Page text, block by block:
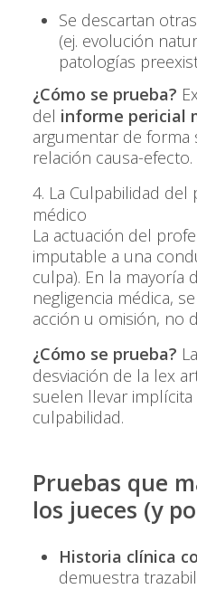
Se descartan
(ej. evolución
patologías
¿Cómo se prueba?
del informe pericial
argumentar de forma
relación causa-efecto.
4. La Culpabilidad
médico
La actuación del
imputable a una
culpa). En la mayoría
negligencia médica,
acción u omisión, no
¿Cómo se prueba?
desviación de la lex
suelen llevar
culpabilidad.
Pruebas que
los jueces (y
Historia clínica
demuestra